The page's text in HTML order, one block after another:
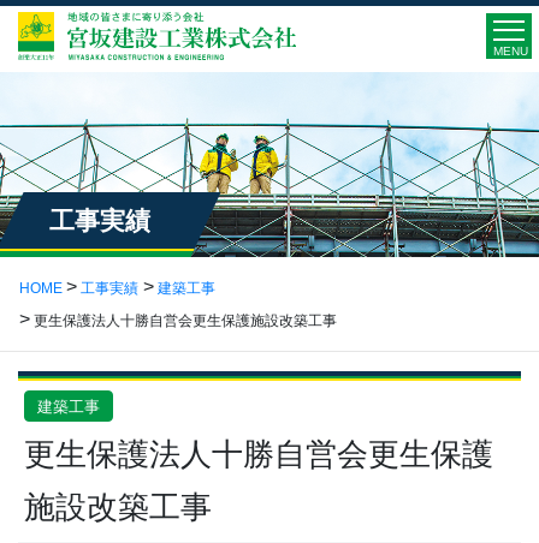
MENU
工事実績
HOME 工事実績
建築工事
更生保護法人十勝自営会更生保護施設改築工事
建築工事
更生保護法人十勝自営会更生保護
施設改築工事